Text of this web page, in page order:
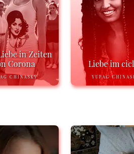
in Zeiten
Corona
CHINASKY
Liebe im
YUPAG